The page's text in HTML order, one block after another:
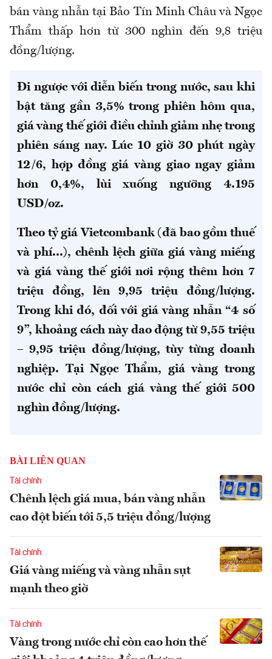
bán vàng nhẫn tại Bảo Tín Minh Châu và Ngọc
Thẩm thấp hơn từ 300 nghìn đến 9,8 triệu
đồng/lượng.
Đi ngược với diễn biến trong nước, sau khi
bật tăng gần 3,5% trong phiên hôm qua,
giá vàng thế giới điều chỉnh giảm nhẹ trong
phiên sáng nay. Lúc 10 giờ 30 phút ngày
12/6, hợp đồng giá vàng giao ngay giảm
hơn 0,4%, lùi xuống ngưỡng 4.195
USD/oz.
Theo tỷ giá Vietcombank (đã bao gồm thuế
và phí...), chênh lệch giữa giá vàng miếng
và giá vàng thế giới nơi rộng thêm hơn 7
triệu đồng, lên 9,95 triệu đồng/lượng.
Trong khi đó, đối với giá vàng nhẫn “4 số
9”, khoảng cách này dao động từ 9,55 triệu
– 9,95 triệu đồng/lượng, tùy từng doanh
nghiệp. Tại Ngọc Thẩm, giá vàng trong
nước chỉ còn cách giá vàng thế giới 500
nghìn đồng/lượng.
BÀI LIÊN QUAN
Tài chính
Chênh lệch giá mua, bán vàng nhẫn
cao đột biến tới 5,5 triệu đồng/lượng
Tài chính
Giá vàng miếng và vàng nhẫn sụt
mạnh theo giờ
Tài chính
Vàng trong nước chỉ còn cao hơn thế